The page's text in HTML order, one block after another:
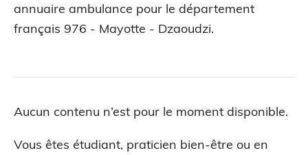
annuaire ambulance pour le département
français 976 - Mayotte - Dzaoudzi.
Aucun contenu n’est pour le moment disponible.
Vous êtes étudiant, praticien bien-être ou en